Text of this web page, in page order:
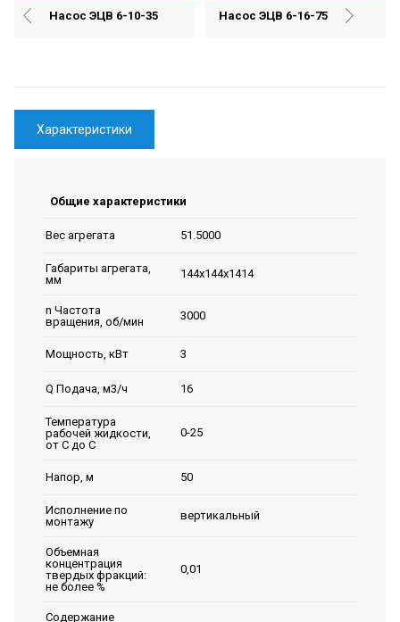
Насос ЭЦВ 6-10-35 Насос ЭЦВ 6-16-75
Характеристики
Общие характеристики
Вес агрегата 51.5000
Габариты агрегата,
мм
144х144х1414
n Частота
вращения, об/мин
3000
Мощность, кВт 3
Q Подача, м3/ч 16
Температура
рабочей жидкости,
от С до С
0-25
Напор, м 50
Исполнение по
монтажу
вертикальный
Объемная
концентрация
твердых фракций:
не более %
0,01
Содержание